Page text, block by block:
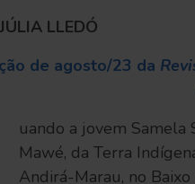
LLEDÓ
de agosto/23 da
uando a jovem Samela
Mawé, da Terra
Andirá-Marau, no Baixo